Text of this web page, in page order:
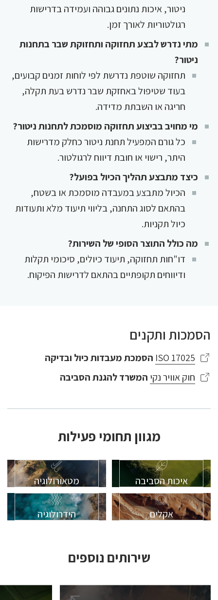
ניטור, איכות נתונים גבוהה ועמידה בדרישות
רגולטוריות לאורך זמן.
מתי נדרש לבצע תחזוקה ותחזוקת שבר בתחנות
ניטור?
תחזוקה שוטפת נדרשת לפי לוחות זמנים קבועים,
בעוד שטיפול באחזקת שבר נדרש בעת תקלה,
חריגה או השבתת מדידה.
מי מחויב בביצוע תחזוקה מוסמכת לתחנות ניטור?
כל גורם המפעיל תחנת ניטור כחלק מדרישות
היתר, רישוי או חובת דיווח לרגולטור.
כיצד מתבצע תהליך הכיול בפועל?
הכיול מתבצע במעבדה מוסמכת או בשטח,
בהתאם לסוג התחנה, בליווי תיעוד מלא ותעודות
כיול תקניות.
מה כולל התוצר הסופי של השירות?
דו"חות תחזוקה, תיעוד כיולים, סיכומי תקלות
ודיווחים תקופתיים בהתאם לדרישות הפיקוח.
הסמכות ותקנים
ISO 17025 הסמכת מעבדות כיול ובדיקה
חוק אוויר נקי המשרד להגנת הסביבה
מגוון תחומי פעילות
איכות הסביבה מטאורולוגיה
אקלים הידרולוגיה
שירותים נוספים